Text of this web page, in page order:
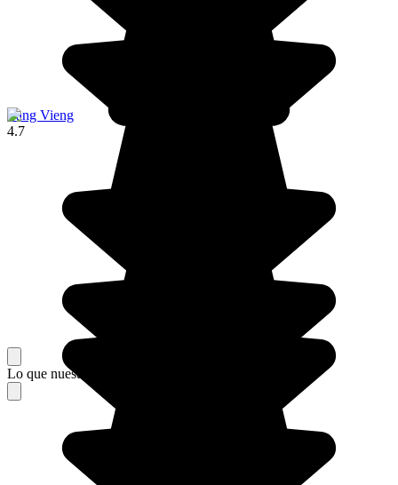
Vang Vieng
4.7
Lo que nuestros viajeros piensan de su estancia